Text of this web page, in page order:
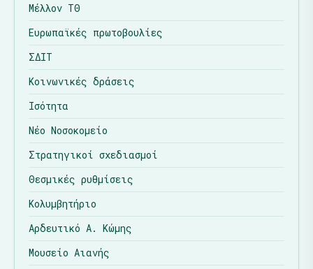
Μέλλον ΤΘ
Ευρωπαϊκές πρωτοβουλίες
ΣΔΙΤ
Κοινωνικές δράσεις
Ισότητα
Νέο Νοσοκομείο
Στρατηγικοί σχεδιασμοί
Θεσμικές ρυθμίσεις
Κολυμβητήριο
Αρδευτικό Α. Κώμης
Μουσείο Αιανής